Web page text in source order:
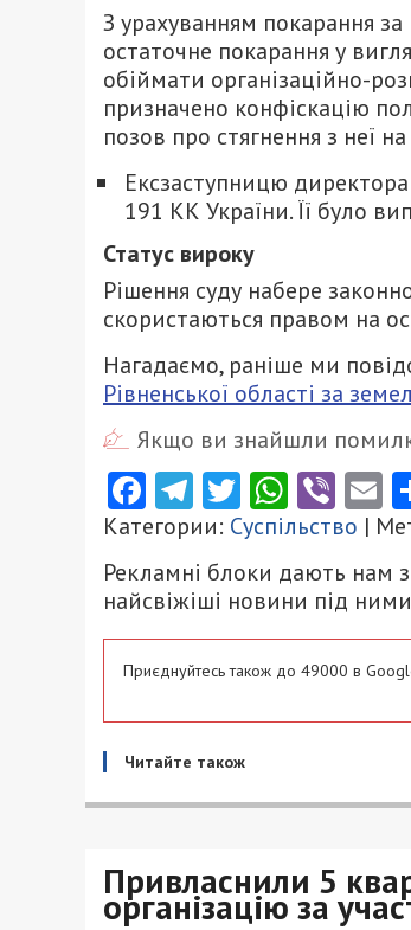
З урахуванням покарання
остаточне покарання у
обіймати організаційно-
призначено конфіскацію
позов про стягнення з неї
Ексзаступницю
191 КК України. Її було
Статус вироку
Рішення суду набере
скористаються правом на
Нагадаємо, раніше ми
Рівненської області за
Якщо ви знайшли
Facebook
Telegram
Twitter
Категории: Суспільство |
Рекламні блоки дають нам
найсвіжіші новини під
Приєднуйтесь також до 49000 в
Читайте також
Привласнили 5
організацію за